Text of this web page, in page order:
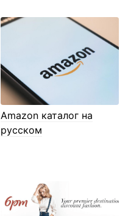
Amazon каталог на
русском